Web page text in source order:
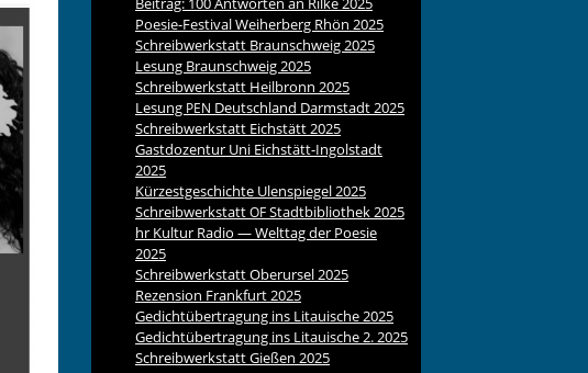
Poesie-Festival Weiherberg Rhön 2025
Schreibwerkstatt Braunschweig 2025
Lesung Braunschweig 2025
Schreibwerkstatt Heilbronn 2025
Lesung PEN Deutschland Darmstadt 2025
Schreibwerkstatt Eichstätt 2025
Gastdozentur Uni Eichstätt-Ingolstadt
2025
Kürzestgeschichte Ulenspiegel 2025
SchreibwerkstattOFStadtbibliothek 2025
hr Kultur Radio — Welttag der Poesie
2025
Schreibwerkstatt Oberursel 2025
Rezension Frankfurt 2025
Gedichtübertragung ins Litauische 2025
Gedichtübertragung ins Litauische 2. 2025
Schreibwerkstatt Gießen 2025